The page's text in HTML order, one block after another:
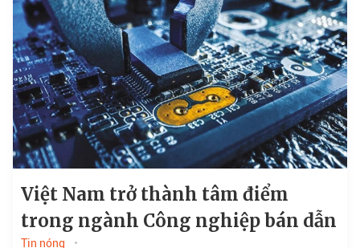
Việt Nam trở thành tâm điểm
trong ngành Công nghiệp bán dẫn
Tin nóng